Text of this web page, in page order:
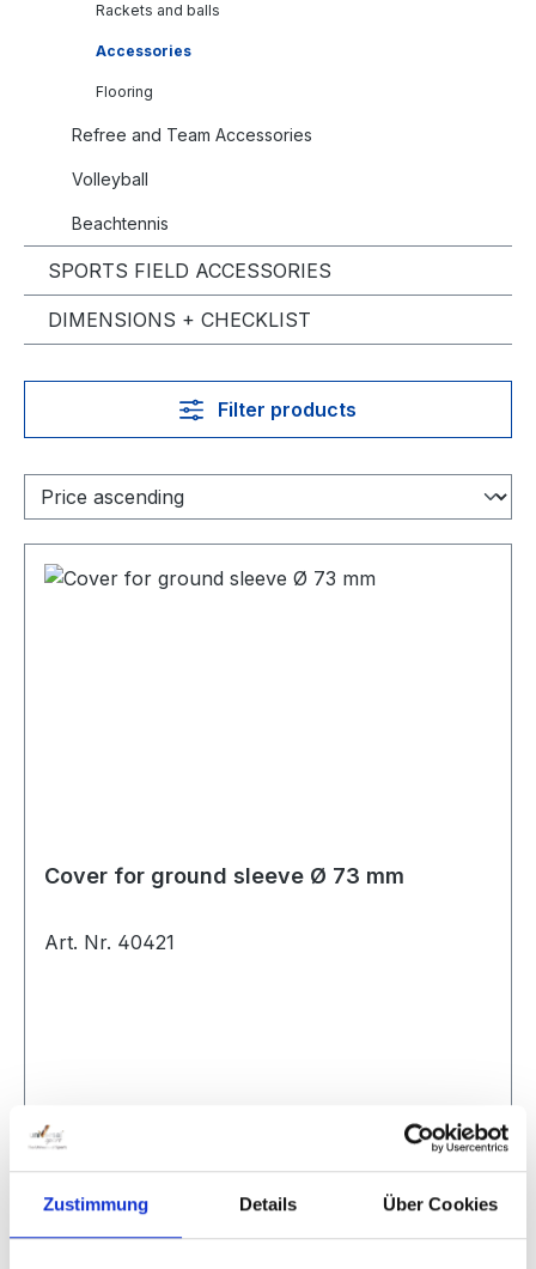
Zustimmung Details Über Cookies
Rackets and balls
Accessories
Flooring
Refree and Team Accessories
Volleyball
Beachtennis
SPORTS FIELD ACCESSORIES
DIMENSIONS + CHECKLIST
Filter products
Cover for ground sleeve Ø 73 mm
Art. Nr. 40421
Regular price:
€13.90